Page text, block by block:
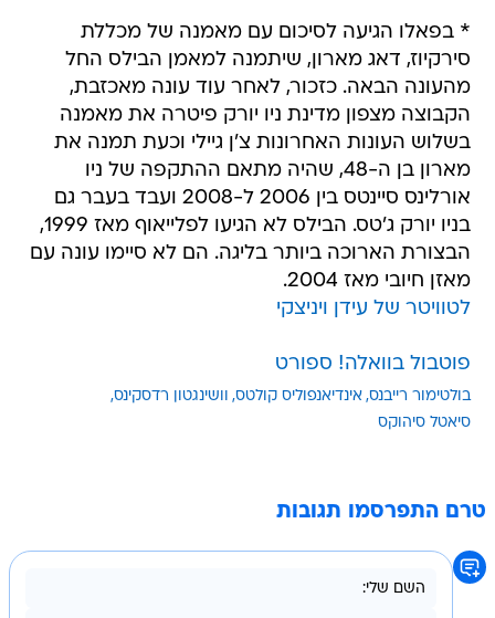
* בפאלו הגיעה לסיכום עם מאמנה של מכללת
סירקיוז, דאג מארון, שיתמנה למאמן הבילס החל
מהעונה הבאה. כזכור, לאחר עוד עונה מאכזבת,
הקבוצה מצפון מדינת ניו יורק פיטרה את מאמנה
בשלוש העונות האחרונות צ'ן גיילי וכעת תמנה את
מארון בן ה-48, שהיה מתאם ההתקפה של ניו
אורלינס סיינטס בין 2006 ל-2008 ועבד בעבר גם
בניו יורק ג'טס. הבילס לא הגיעו לפלייאוף מאז 1999,
הבצורת הארוכה ביותר בליגה. הם לא סיימו עונה עם
מאזן חיובי מאז 2004.
לטוויטר של עידן ויניצקי
פוטבול בוואלה! ספורט
בולטימור רייבנס אינדיאנפוליס קולטס
וושינגטון רדסקינס
סיאטל סיהוקס
טרם התפרסמו תגובות